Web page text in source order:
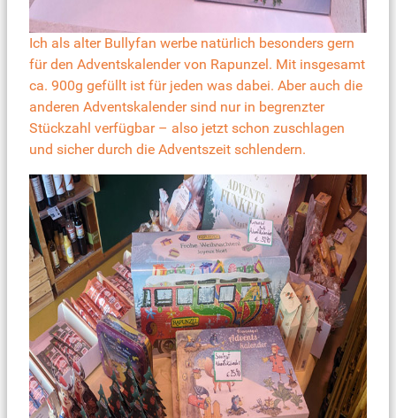
Ich als alter Bullyfan werbe natürlich besonders gern
für den Adventskalender von Rapunzel. Mit insgesamt
ca. 900g gefüllt ist für jeden was dabei. Aber auch die
anderen Adventskalender sind nur in begrenzter
Stückzahl verfügbar – also jetzt schon zuschlagen
und sicher durch die Adventszeit schlendern.